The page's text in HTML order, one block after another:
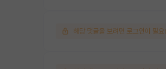
해당 댓글을 보려면 로그인이 필요